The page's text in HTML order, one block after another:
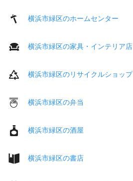
横浜市緑区のホームセンター
横浜市緑区の家具・インテリア店
横浜市緑区のリサイクルショップ
横浜市緑区の弁当
横浜市緑区の酒屋
横浜市緑区の書店